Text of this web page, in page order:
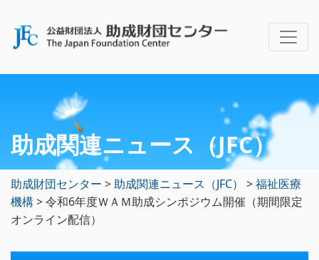
助成関連ニュース（JFC）
助成財団センター >助成関連ニュース（JFC） >福祉医療
機構>令和6年度ＷＡＭ助成シンポジウム開催（期間限定
オンライン配信）